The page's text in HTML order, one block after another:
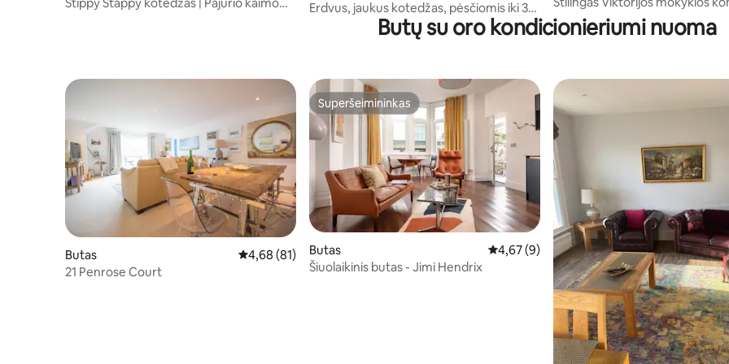
Erdvus, jaukus kotedžas, pėsčiomis iki 3
Agnes
Butų su oro kondicionieriumi nuoma
Butas Vidutinis įvertinimas: 4,68 iš 5, atsiliepimų: 81
4,68 (81)
21 Penrose Court
Superšeimininkas
Superšeimininkas
Butas Vidutinis įvertinimas: 4,67 iš 5, atsiliepimų: 9
4,67 (9)
Šiuolaikinis butas - Jimi Hendrix